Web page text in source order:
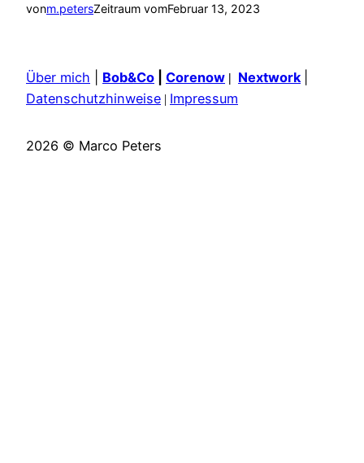
vonm.petersZeitraum vomFebruar 13, 2023
Über mich Bob&Co Corenow | Nextwork
Datenschutzhinweise | Impressum
2026 © Marco Peters